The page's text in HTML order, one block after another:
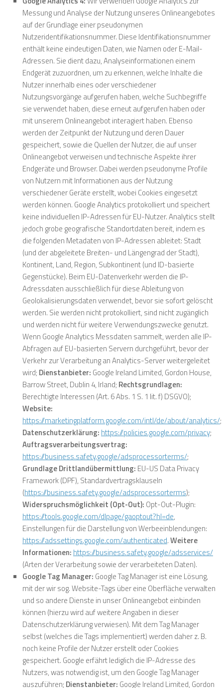
Messung und Analyse der Nutzung unseres Onlineangebotes
auf der Grundlage einer pseudonymen
Nutzeridentifikationsnummer. Diese Identifikationsnummer
enthält keine eindeutigen Daten, wie Namen oder E-Mail-
Adressen. Sie dient dazu, Analyseinformationen einem
Endgerät zuzuordnen, um zu erkennen, welche Inhalte die
Nutzer innerhalb eines oder verschiedener
Nutzungsvorgänge aufgerufen haben, welche Suchbegriffe
sie verwendet haben, diese erneut aufgerufen haben oder
mit unserem Onlineangebot interagiert haben. Ebenso
werden der Zeitpunkt der Nutzung und deren Dauer
gespeichert, sowie die Quellen der Nutzer, die auf unser
Onlineangebot verweisen und technische Aspekte ihrer
Endgeräte und Browser. Dabei werden pseudonyme Profile
von Nutzern mit Informationen aus der Nutzung
verschiedener Geräte erstellt, wobei Cookies eingesetzt
werden können. Google Analytics protokolliert und speichert
keine individuellen IP-Adressen für EU-Nutzer. Analytics stellt
jedoch grobe geografische Standortdaten bereit, indem es
die folgenden Metadaten von IP-Adressen ableitet: Stadt
(und der abgeleitete Breiten- und Längengrad der Stadt),
Kontinent, Land, Region, Subkontinent (und ID-basierte
Gegenstücke). Beim EU-Datenverkehr werden die IP-
Adressdaten ausschließlich für diese Ableitung von
Geolokalisierungsdaten verwendet, bevor sie sofort gelöscht
werden. Sie werden nicht protokolliert, sind nicht zugänglich
und werden nicht für weitere Verwendungszwecke genutzt.
Wenn Google Analytics Messdaten sammelt, werden alle IP-
Abfragen auf EU-basierten Servern durchgeführt, bevor der
Verkehr zur Verarbeitung an Analytics-Server weitergeleitet
wird; Dienstanbieter: Google Ireland Limited, Gordon House,
Barrow Street, Dublin 4, Irland; Rechtsgrundlagen:
Berechtigte Interessen (Art. 6 Abs. 1 S. 1 lit. f) DSGVO);
Website:
https://marketingplatform.google.com/intl/de/about/analytics/;
Datenschutzerklärung: https://policies.google.com/privacy;
Auftragsverarbeitungsvertrag:
https://business.safety.google/adsprocessorterms/;
Grundlage Drittlandübermittlung: EU-US Data Privacy
Framework (DPF), Standardvertragsklauseln
(https://business.safety.google/adsprocessorterms);
Widerspruchsmöglichkeit (Opt-Out): Opt-Out-Plugin:
https://tools.google.com/dlpage/gaoptout?hl=de,
Einstellungen für die Darstellung von Werbeeinblendungen:
https://adssettings.google.com/authenticated.Weitere
Informationen: https://business.safety.google/adsservices/
(Arten der Verarbeitung sowie der verarbeiteten Daten).
Google Tag Manager: Google Tag Manager ist eine Lösung,
mit der wir sog. Website-Tags über eine Oberfläche verwalten
und so andere Dienste in unser Onlineangebot einbinden
können (hierzu wird auf weitere Angaben in dieser
Datenschutzerklärung verwiesen). Mit dem Tag Manager
selbst (welches die Tags implementiert) werden daher z. B.
noch keine Profile der Nutzer erstellt oder Cookies
gespeichert. Google erfährt lediglich die IP-Adresse des
Nutzers, was notwendig ist, um den Google Tag Manager
auszuführen; Dienstanbieter: Google Ireland Limited, Gordon